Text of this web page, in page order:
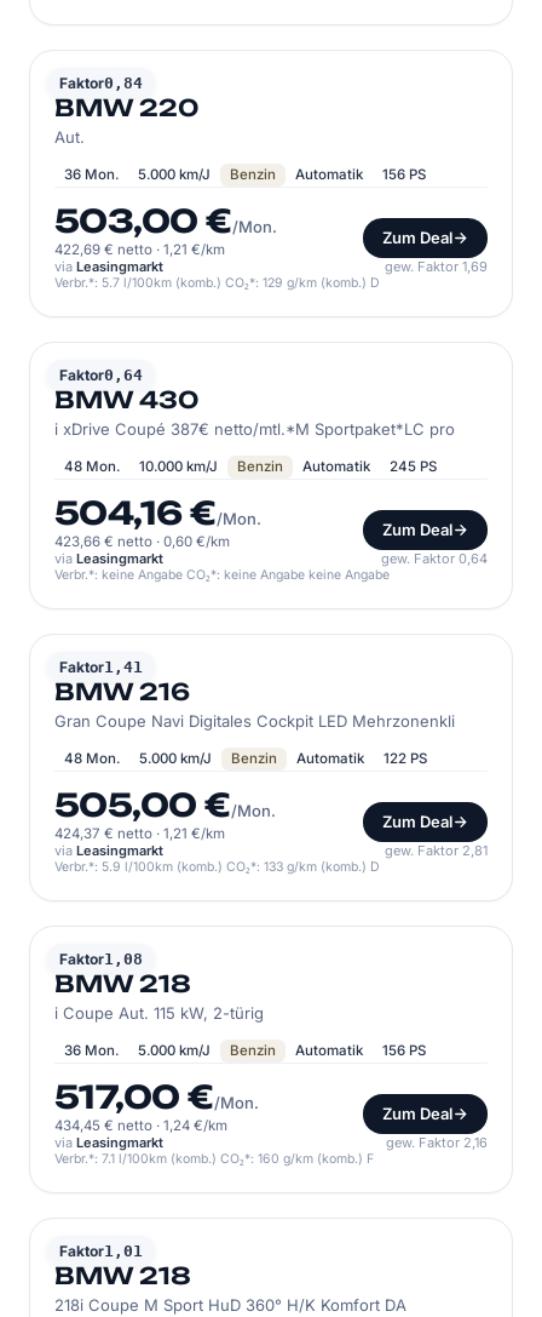
Faktor0,84
BMW
BMW 220
Aut.
36 Mon. 5.000 km/J Benzin Automatik 156 PS
503,00 €/Mon.
422,69 € netto · 1,21 €/km
Zum Deal
via Leasingmarkt gew. Faktor 1,69
Verbr.*: 5.7 l/100km (komb.) CO₂*: 129 g/km (komb.) D
Faktor0,64
BMW
BMW 430
i xDrive Coupé 387€ netto/mtl.*M Sportpaket*LC pro
48 Mon. 10.000 km/J Benzin Automatik 245 PS
504,16 €/Mon.
423,66 € netto · 0,60 €/km
Zum Deal
via Leasingmarkt gew. Faktor 0,64
Verbr.*: keine Angabe CO₂*: keine Angabe keine Angabe
Faktor1,41
BMW
BMW 216
Gran Coupe Navi Digitales Cockpit LED Mehrzonenkli
48 Mon. 5.000 km/J Benzin Automatik 122 PS
505,00 €/Mon.
424,37 € netto · 1,21 €/km
Zum Deal
via Leasingmarkt gew. Faktor 2,81
Verbr.*: 5.9 l/100km (komb.) CO₂*: 133 g/km (komb.) D
Faktor1,08
BMW
BMW 218
i Coupe Aut. 115 kW, 2-türig
36 Mon. 5.000 km/J Benzin Automatik 156 PS
517,00 €/Mon.
434,45 € netto · 1,24 €/km
Zum Deal
via Leasingmarkt gew. Faktor 2,16
Verbr.*: 7.1 l/100km (komb.) CO₂*: 160 g/km (komb.) F
Faktor1,01
BMW
BMW 218
218i Coupe M Sport HuD 360° H/K Komfort DA